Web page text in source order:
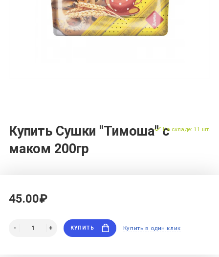
Купить Сушки "Тимоша" с
маком 200гр
На складе: 11 шт.
45.00₽
КУПИТЬ Купить в один клик